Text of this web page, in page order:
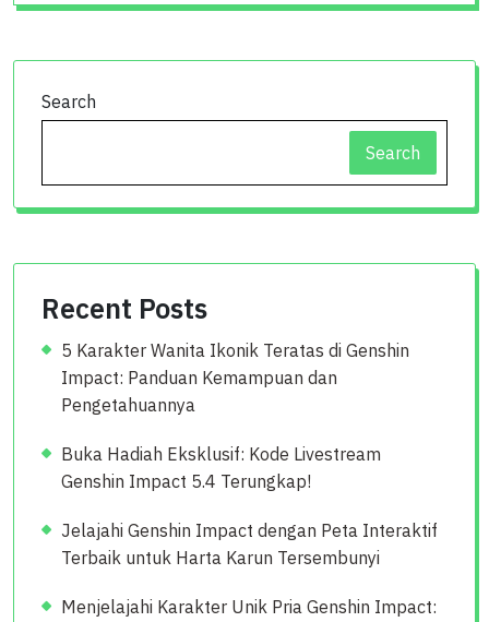
Search
Search
Recent Posts
5 Karakter Wanita Ikonik Teratas di Genshin
Impact: Panduan Kemampuan dan
Pengetahuannya
Buka Hadiah Eksklusif: Kode Livestream
Genshin Impact 5.4 Terungkap!
Jelajahi Genshin Impact dengan Peta Interaktif
Terbaik untuk Harta Karun Tersembunyi
Menjelajahi Karakter Unik Pria Genshin Impact: